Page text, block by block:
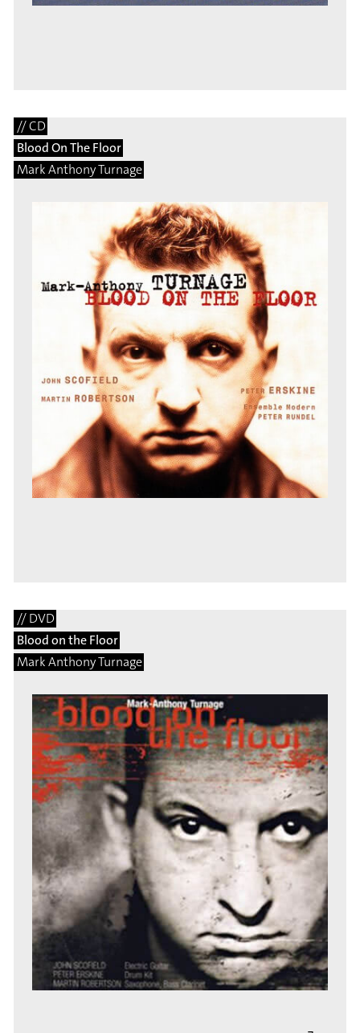
// CD
Blood On The Floor
Mark Anthony Turnage
// DVD
Blood on the Floor
Mark Anthony Turnage